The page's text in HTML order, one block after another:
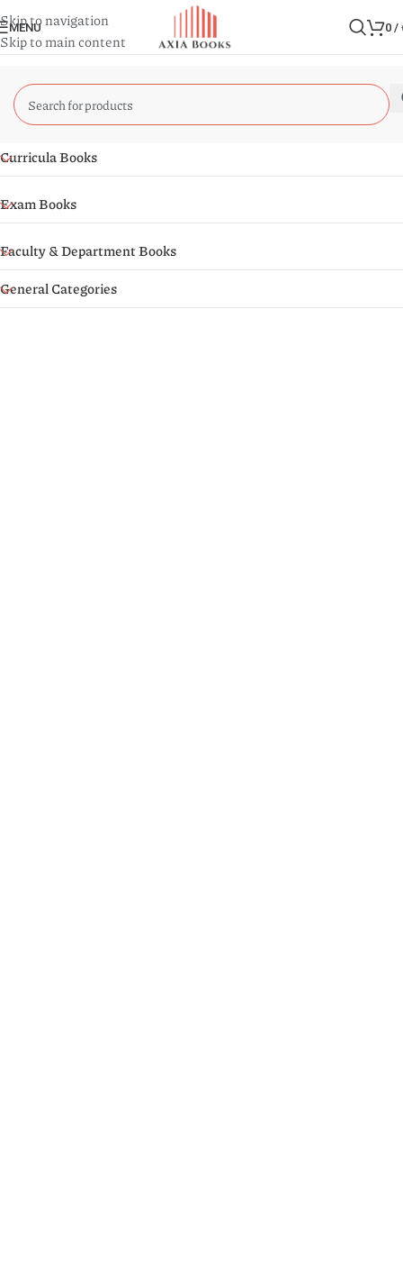
Skip to navigation
Skip to main content
MENU 0 /
Curricula Books
Exam Books
Faculty & Department Books
General Categories